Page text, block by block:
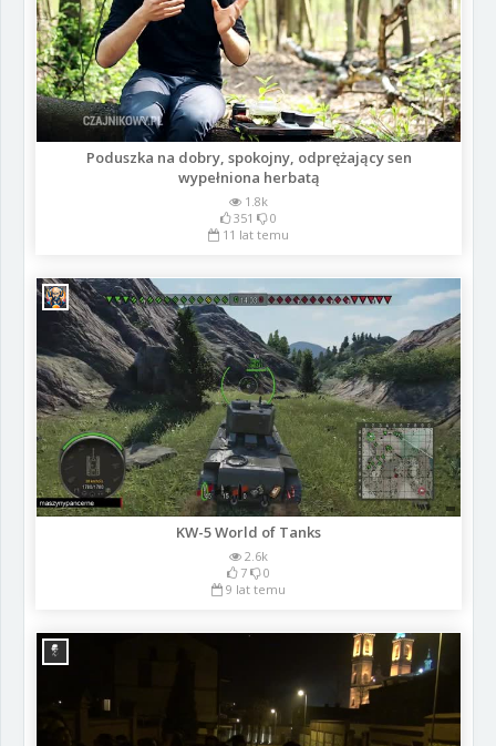
Poduszka na dobry, spokojny, odprężający sen
wypełniona herbatą
1.8k
351
0
11 lat temu
KW-5 World of Tanks
2.6k
7
0
9 lat temu